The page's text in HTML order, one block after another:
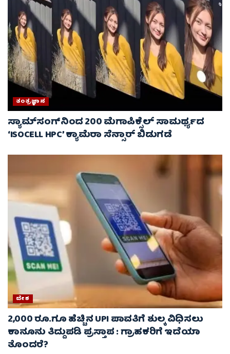
ತಂತ್ರಜ್ಞಾನ
ಸ್ಯಾಮ್‌ಸಂಗ್‌ನಿಂದ 200 ಮೆಗಾಪಿಕ್ಸೆಲ್ ಸಾಮರ್ಥ್ಯದ
‘ISOCELL HPC’ ಕ್ಯಾಮೆರಾ ಸೆನ್ಸಾರ್ ಬಿಡುಗಡೆ
ದೇಶ
2,000 ರೂ.ಗೂ ಹೆಚ್ಚಿನ UPI ಪಾವತಿಗೆ ಶುಲ್ಕ ವಿಧಿಸಲು
ಕಾನೂನು ತಿದ್ದುಪಡಿ ಪ್ರಸ್ತಾಪ : ಗ್ರಾಹಕರಿಗೆ ಇದೆಯಾ
ತೊಂದರೆ?